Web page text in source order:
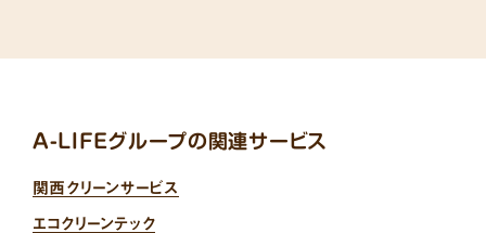
A-LIFEグループの関連サービス
関西クリーンサービス
エコクリーンテック